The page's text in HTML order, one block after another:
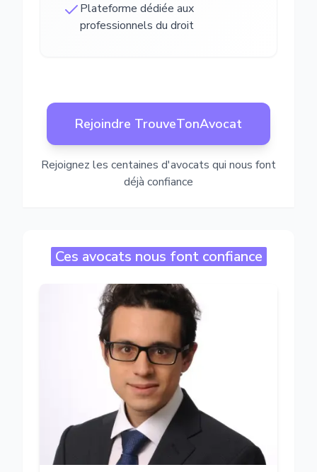
Plateforme dédiée aux
professionnels du droit
Rejoindre TrouveTonAvocat
Rejoignez les centaines d'avocats qui nous font
déjà confiance
Ces avocats nous font confiance